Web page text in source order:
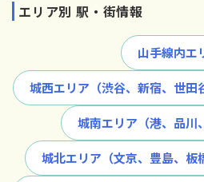
エリア別 駅・街情報
山手線内エ
城西エリア（渋谷、新宿、世田
城南エリア（港、品川
城北エリア（文京、豊島、板